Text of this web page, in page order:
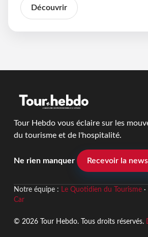
Découvrir
Tour Hebdo vous éclaire sur les
du tourisme et de l'hospitalité.
Ne rien manquer Recevoir la
Notre équipe : Le Quotidien du Tourisme·
Car
© 2026 Tour Hebdo. Tous droits réservés.